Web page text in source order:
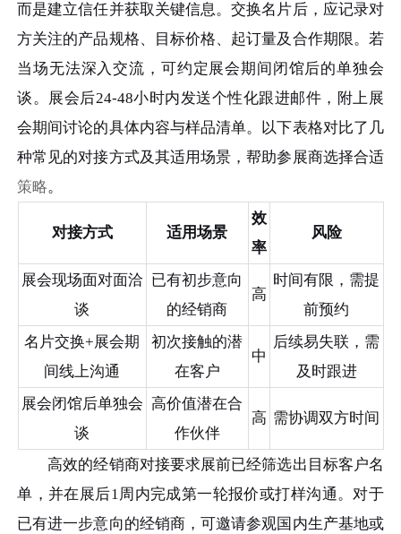
而是建立信任并获取关键信息。交换名片后，应记录对
方关注的产品规格、目标价格、起订量及合作期限。若
当场无法深入交流，可约定展会期间闭馆后的单独会
谈。展会后24-48小时内发送个性化跟进邮件，附上展
会期间讨论的具体内容与样品清单。以下表格对比了几
种常见的对接方式及其适用场景，帮助参展商选择合适
策略。
对接方式 适用场景
效
率
风险
展会现场面对面洽
谈
已有初步意向
的经销商
高
时间有限，需提
前预约
名片交换+展会期
间线上沟通
初次接触的潜
在客户
中
后续易失联，需
及时跟进
展会闭馆后单独会
谈
高价值潜在合
作伙伴
高 需协调双方时间
高效的经销商对接要求展前已经筛选出目标客户名
单，并在展后1周内完成第一轮报价或打样沟通。对于
已有进一步意向的经销商，可邀请参观国内生产基地或